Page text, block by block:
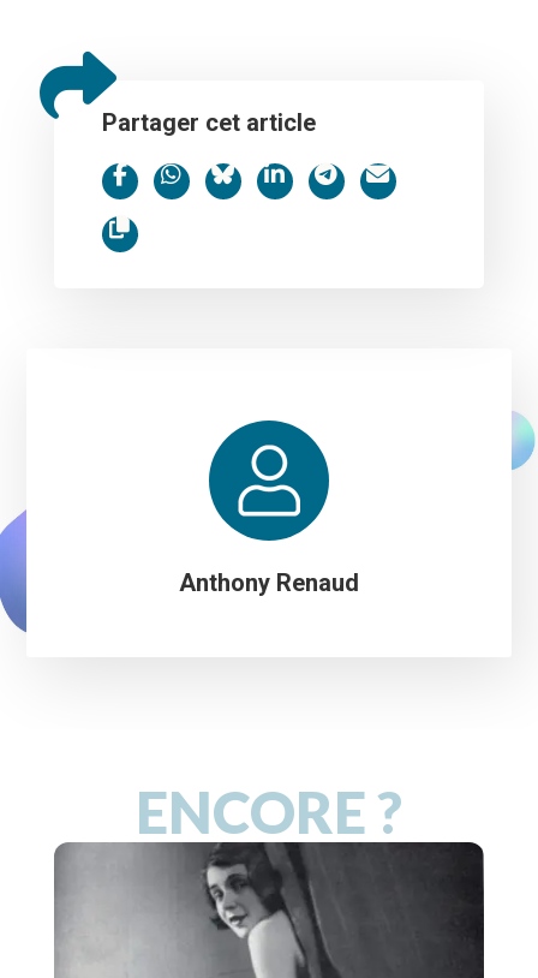
Partager cet article
Anthony Renaud
ENCORE ?